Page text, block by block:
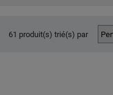
61 produit(s) trié(s) par